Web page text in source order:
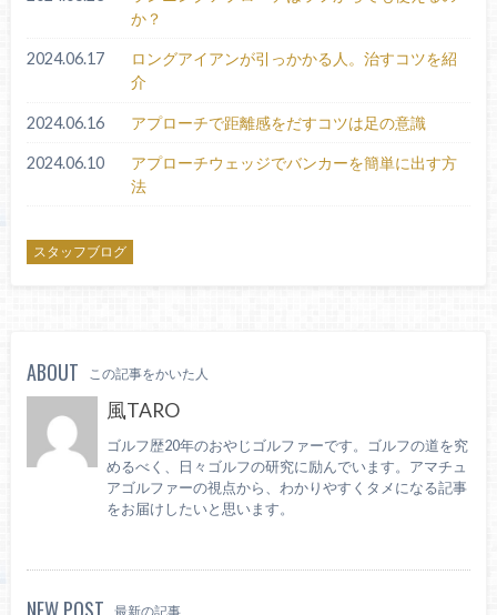
か？
2024.06.17
ロングアイアンが引っかかる人。治すコツを紹
介
2024.06.16 アプローチで距離感をだすコツは足の意識
2024.06.10
アプローチウェッジでバンカーを簡単に出す方
法
スタッフブログ
ABOUT この記事をかいた人
風TARO
ゴルフ歴20年のおやじゴルファーです。ゴルフの道を究
めるべく、日々ゴルフの研究に励んでいます。アマチュ
アゴルファーの視点から、わかりやすくタメになる記事
をお届けしたいと思います。
最新の記事